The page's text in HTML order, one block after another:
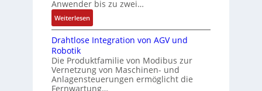
l
f
ü
r
i
e
A
G
a
u
f
e
n
R
r
n
g
e
s
t
h
s
e
m
e
r
a
g
s
i
n
g
Anwender bis zu zwei…
Weiterlesen:
M
a
k
t
s
Drahtlose Integration von AGV und
Robotik
Die Produktfamilie von Modibus zur
Vernetzung von Maschinen- und
Anlagensteuerungen ermöglicht die
Fernwartung…